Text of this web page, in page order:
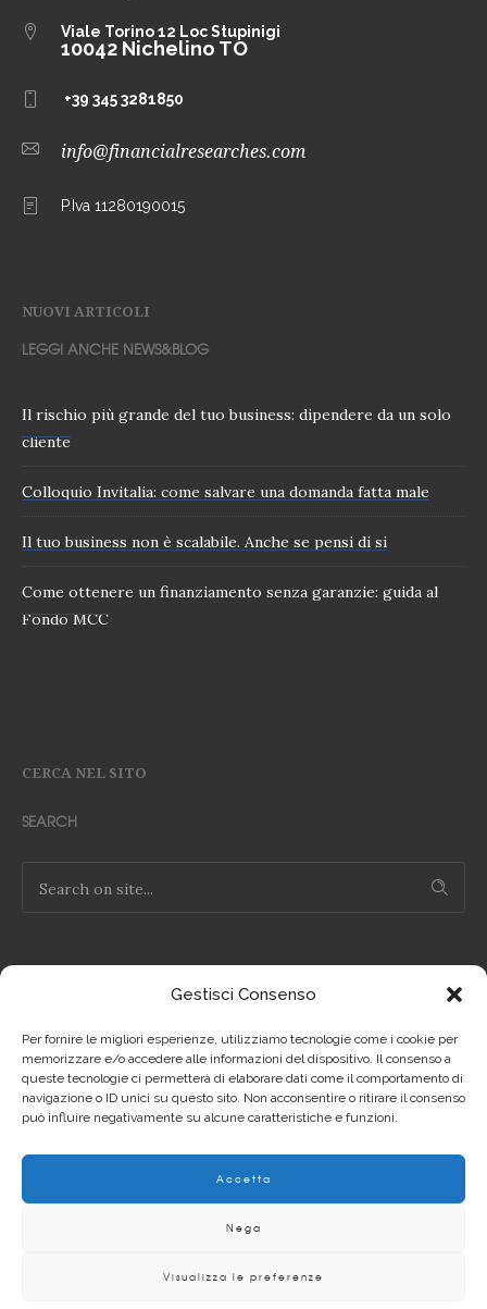
Gestisci Consenso
Per fornire le migliori esperienze, utilizziamo tecnologie come i cookie per
memorizzare e/o accedere alle informazioni del dispositivo. Il consenso a
queste tecnologie ci permetterà di elaborare dati come il comportamento di
navigazione o ID unici su questo sito. Non acconsentire o ritirare il consenso
può influire negativamente su alcune caratteristiche e funzioni.
Accetta
Nega
Visualizza le preferenze
Viale Torino 12 Loc Stupinigi
10042 Nichelino TO
+39 345 3281850
info@financialresearches.com
P.Iva 11280190015
NUOVI ARTICOLI
LEGGI ANCHE NEWS&BLOG
Il rischio più grande del tuo business: dipendere da un solo
cliente
Colloquio Invitalia: come salvare una domanda fatta male
Il tuo business non è scalabile. Anche se pensi di si
Come ottenere un finanziamento senza garanzie: guida al
Fondo MCC
CERCA NEL SITO
SEARCH
Privacy Policy IT
Privacy Policy EN
Cookie Policy EN